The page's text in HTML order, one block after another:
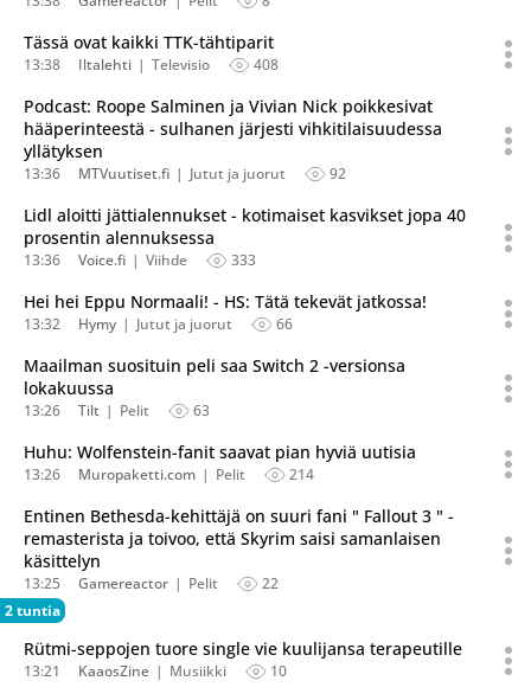
Tässä ovat kaikki TTK-tähtiparit
13:38 Iltalehti Televisio 408
Podcast: Roope Salminen ja Vivian Nick poikkesivat
hääperinteestä - sulhanen järjesti vihkitilaisuudessa
yllätyksen
13:36 MTVuutiset.fi Jutut ja juorut 92
Lidl aloitti jättialennukset - kotimaiset kasvikset jopa 40
prosentin alennuksessa
13:36 Voice.fi Viihde 333
Hei hei Eppu Normaali! - HS: Tätä tekevät jatkossa!
13:32 Hymy Jutut ja juorut 66
Maailman suosituin peli saa Switch 2 -versionsa
lokakuussa
13:26 Tilt Pelit 63
Huhu: Wolfenstein-fanit saavat pian hyviä uutisia
13:26 Muropaketti.com Pelit 214
Entinen Bethesda-kehittäjä on suuri fani " Fallout 3 " -
remasterista ja toivoo, että Skyrim saisi samanlaisen
käsittelyn
13:25 Gamereactor Pelit
22
2 tuntia
Rütmi-seppojen tuore single vie kuulijansa terapeutille
13:21 KaaosZine Musiikki 10